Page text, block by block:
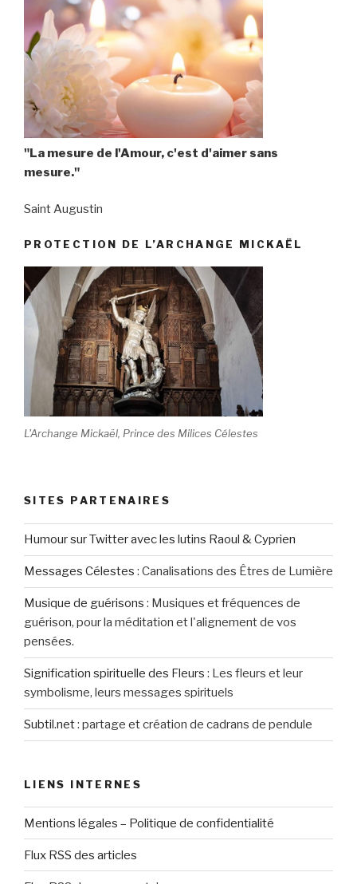
"La mesure de l'Amour, c'est d'aimer sans
mesure."
Saint Augustin
PROTECTION DE L’ARCHANGE MICKAËL
L'Archange Mickaël, Prince des Milices Célestes
SITES PARTENAIRES
Humour sur Twitter avec les lutins Raoul & Cyprien
Messages Célestes : Canalisations des Êtres de Lumière
Musique de guérisons : Musiques et fréquences de
guérison, pour la méditation et l'alignement de vos
pensées.
Signification spirituelle des Fleurs : Les fleurs et leur
symbolisme, leurs messages spirituels
Subtil.net: partage et création de cadrans de pendule
LIENS INTERNES
Mentions légales – Politique de confidentialité
Flux RSS des articles